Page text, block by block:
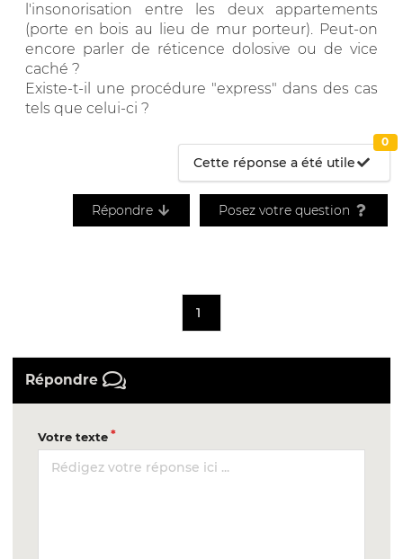
l'insonorisation entre les deux appartements
(porte en bois au lieu de mur porteur). Peut-on
encore parler de réticence dolosive ou de vice
caché ?
Existe-t-il une procédure "express" dans des cas
tels que celui-ci ?
Cette réponse a été utile
0
Répondre Posez votre question
1
Répondre
Votre texte